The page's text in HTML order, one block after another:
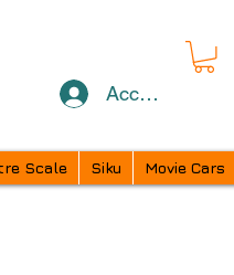
Accedi
Scale Siku Movie Cars